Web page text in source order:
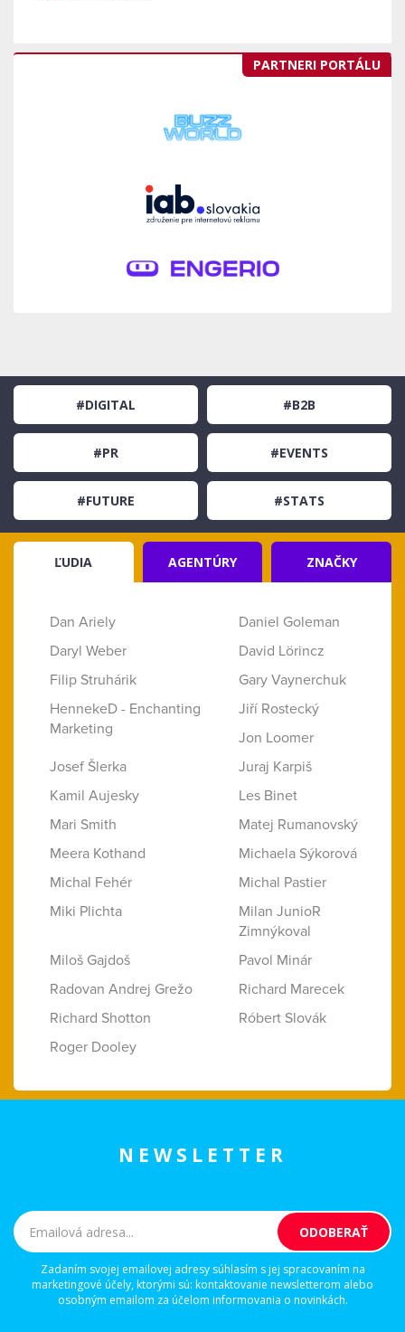
PARTNERI PORTÁLU
#DIGITAL #B2B
#PR #EVENTS
#FUTURE #STATS
ĽUDIA AGENTÚRY ZNAČKY
Dan Ariely
Daniel Goleman
Daryl Weber
David Lörincz
Filip Struhárik
Gary Vaynerchuk
HennekeD - Enchanting
Marketing
Jiří Rostecký
Jon Loomer
Josef Šlerka
Juraj Karpiš
Kamil Aujesky
Les Binet
Mari Smith
Matej Rumanovský
Meera Kothand
Michaela Sýkorová
Michal Fehér
Michal Pastier
Miki Plichta
Milan JunioR
Zimnýkoval
Miloš Gajdoš
Pavol Minár
Radovan Andrej Grežo
Richard Marecek
Richard Shotton
Róbert Slovák
Roger Dooley
NEWSLETTER
Zadaním svojej emailovej adresy súhlasím s jej spracovaním na
marketingové účely, ktorými sú: kontaktovanie newsletterom alebo
osobným emailom za účelom informovania o novinkách.